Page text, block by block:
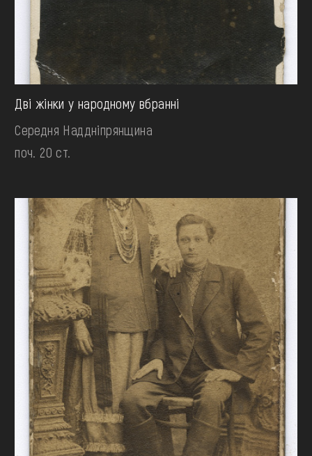
Дві жінки у народному вбранні
Середня Наддніпрянщина
поч. 20 ст.